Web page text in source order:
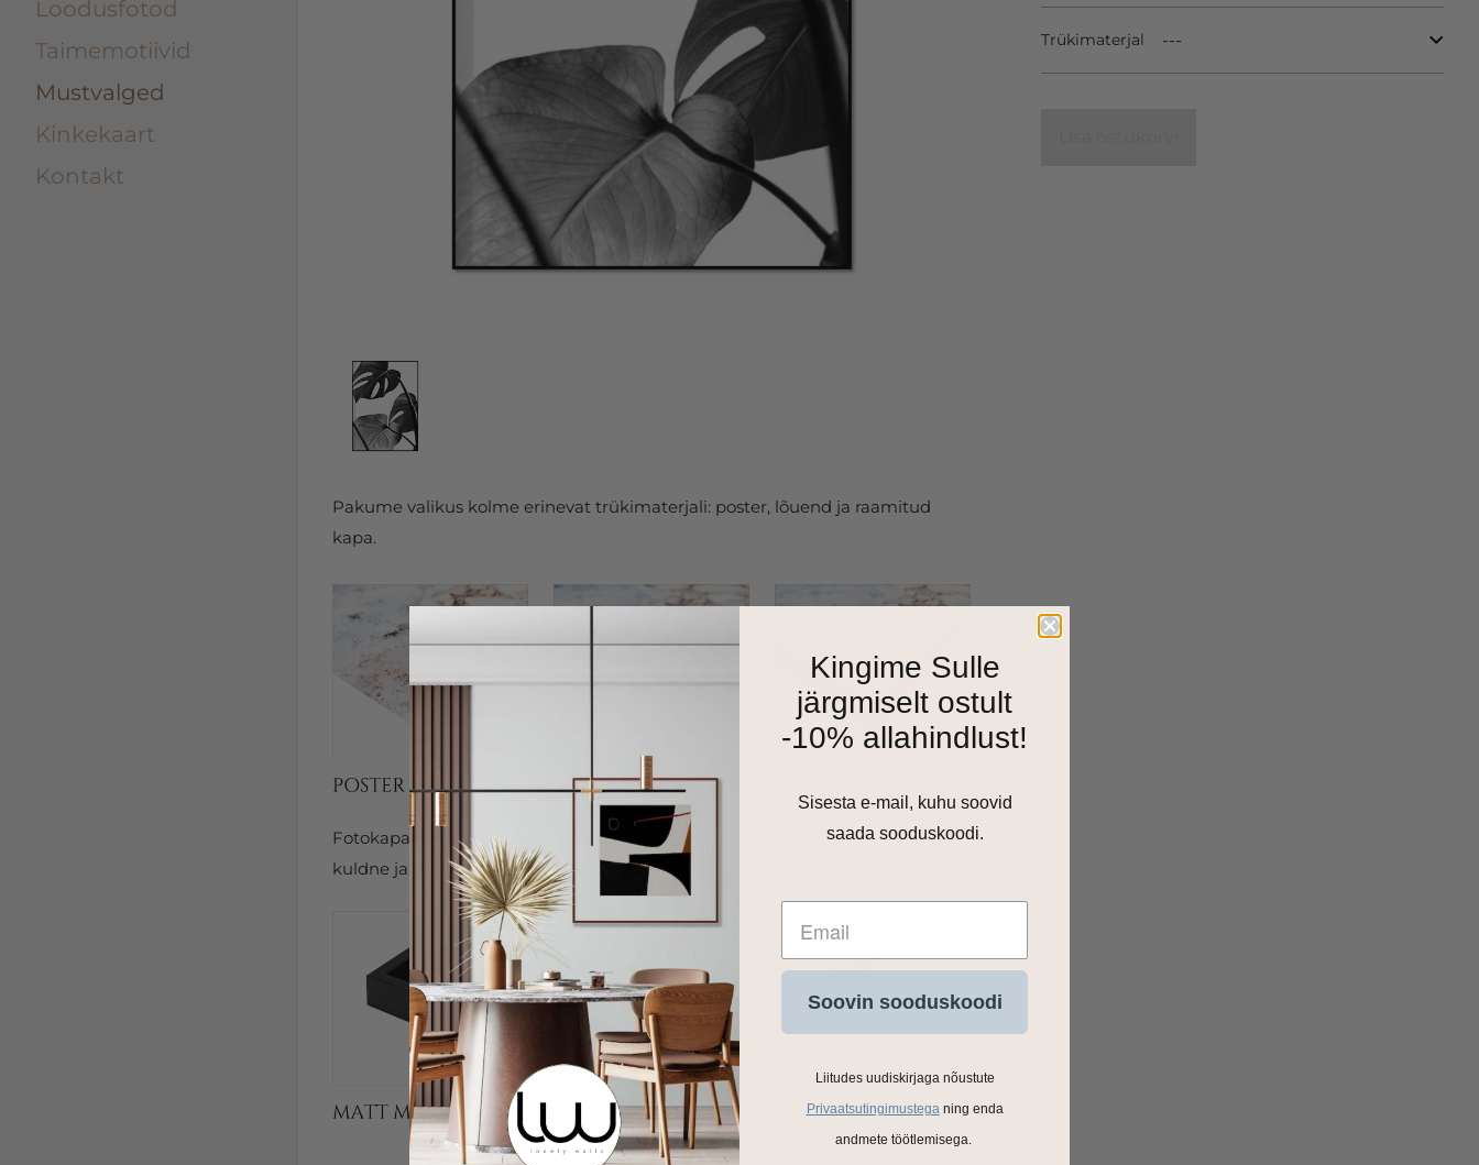
Loodusfotod
Taimemotiivid
Mustvalged
Kinkekaart
Kontakt
Pakume valikus kolme erinevat trükimaterjali: poster, lõuend ja raamitud
kapa.
Fotokapal on kitsas 1cm harjatud alumiiniumraam. Valikus on matt must,
kuldne ja hõbedane toon.
Trükimaterjal
Kingime Sulle
järgmiselt ostult
-10% allahindlust!
Sisesta e-mail, kuhu soovid
saada sooduskoodi.
Soovin sooduskoodi
Liitudes uudiskirjaga nõustute
Privaatsutingimustega ning enda
andmete töötlemisega.